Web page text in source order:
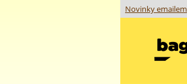
Novinky emailem